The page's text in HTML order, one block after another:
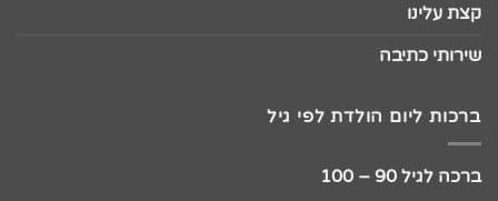
קצת עלינו
שירותי כתיבה
ברכות ליום הולדת לפי גיל
ברכה לגיל 90 – 100